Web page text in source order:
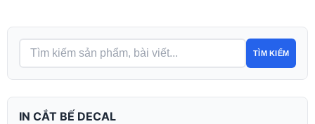
TÌM KIẾM
IN CẮT BẾ DECAL